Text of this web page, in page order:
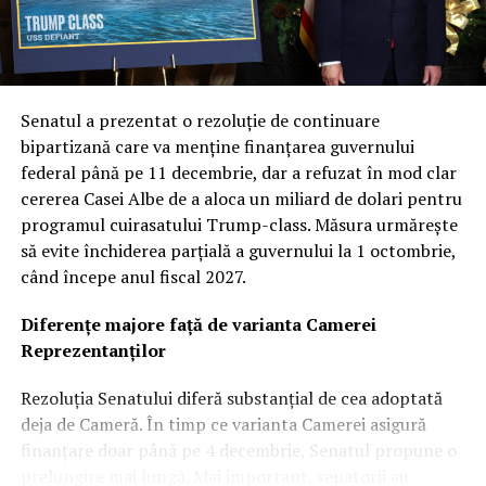
Col. Ryan Frazier a explicat că nucleul acestei noi etape
este diversificarea capacităților. Prin explorarea unor
inovații și tehnologii unice, Forța Spațială urmărește să
armata va dispune de cea mai avansată tehnologie
disponibilă pe piață. Această abordare multi-vectorială
este văzută ca o plasă de siguranță strategică în fața
evoluțiilor imprevizibile din teatrele de operațiuni.
Revoluția „Flatellites”: Rocket Lab propune o
arhitectură inovatoare pentru Neutron
Dintre contractorii anunțați, Rocket Lab se detașează cu
o cotă de 397 de milioane de dolari. Compania cu sediul
„Flatellites” – un design revoluționar de sateliți plați,
optimizați pentru comunicare de mare bandă și latență
scăzută.
Senatul a prezentat o rezoluție de continuare
bipartizană care va menține finanțarea guvernului
federal până pe 11 decembrie, dar a refuzat în mod clar
cererea Casei Albe de a aloca un miliard de dolari pentru
programul cuirasatului Trump-class. Măsura urmărește
să evite închiderea parțială a guvernului la 1 octombrie,
când începe anul fiscal 2027.
Diferențe majore față de varianta Camerei
Reprezentanților
Rezoluția Senatului diferă substanțial de cea adoptată
deja de Cameră. În timp ce varianta Camerei asigură
finanțare doar până pe 4 decembrie, Senatul propune o